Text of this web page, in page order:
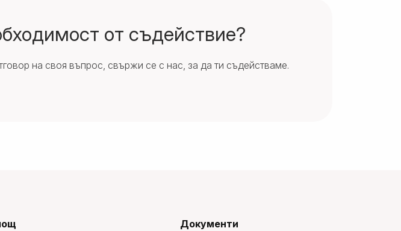
от съдействие?
на своя въпрос, свържи се с нас, за да ти съдействаме.
Документи